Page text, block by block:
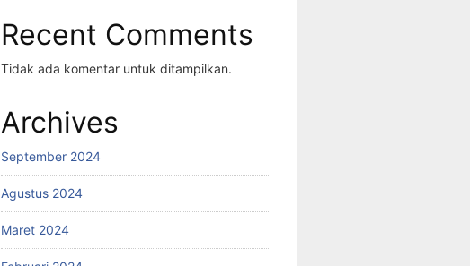
Recent Comments
Tidak ada komentar untuk ditampilkan.
Archives
September 2024
Agustus 2024
Maret 2024